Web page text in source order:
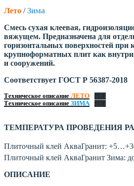
Лето /Зима
Смесь сухая клеевая,
вяжущем. Предназначена для
горизонтальных поверхностей при
крупноформатных плит как
и сооружений.
Соответствует ГОСТ Р 56387-2018
Техническое описание ЛЕТО
PDF
Техническое описание ЗИМА PDF
ТЕМПЕРАТУРА ПРОВЕДЕНИЯ
Плиточный клей АкваГранит:
Плиточный клей АкваГранит Зима:
ОПИСАНИЕ